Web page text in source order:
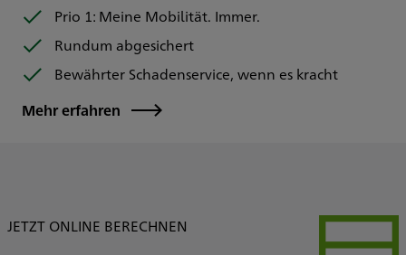
Prio 1: Meine Mobilität. Immer.
Rundum abgesichert
Bewährter Schadenservice, wenn es kracht
Mehr erfahren
JETZT ONLINE BERECHNEN